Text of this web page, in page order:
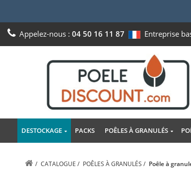
Appelez-nous : 04 50 16 11 87 Entreprise
DESTOCKAGE PACKS POÊLES À GRANULÉS
/ CATALOGUE / POÊLES À GRANULÉS / Poêle à